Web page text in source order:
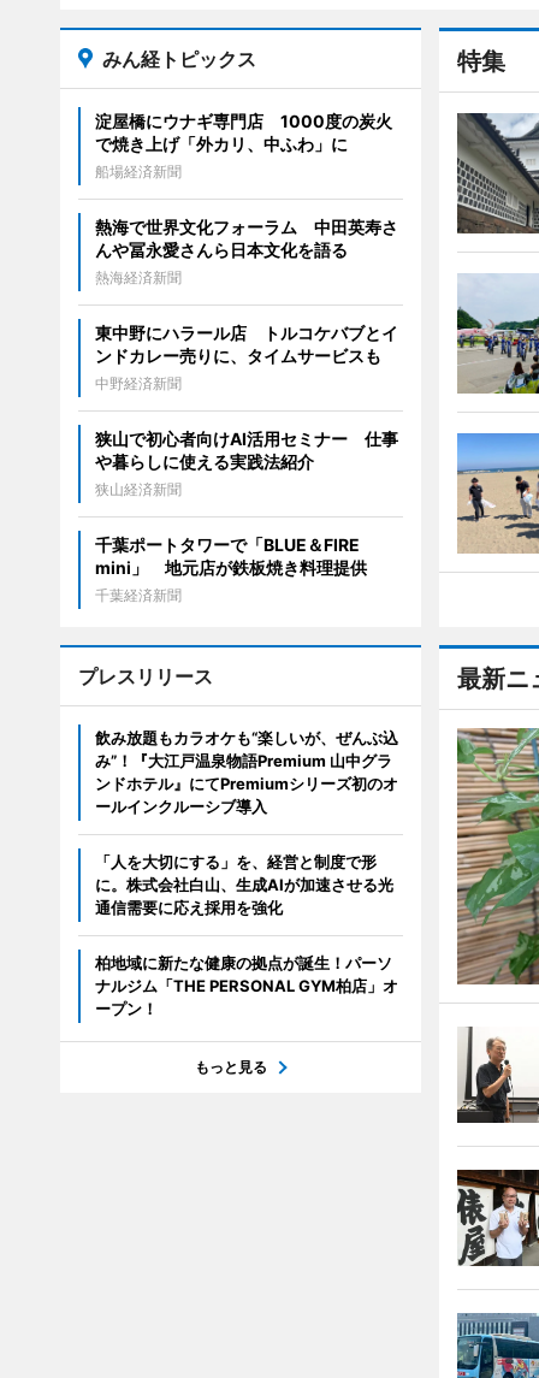
特集
最新ニ
みん経トピックス
淀屋橋にウナギ専門店 1000度の炭火
で焼き上げ「外カリ、中ふわ」に
船場経済新聞
熱海で世界文化フォーラム 中田英寿さ
んや冨永愛さんら日本文化を語る
熱海経済新聞
東中野にハラール店 トルコケバブとイ
ンドカレー売りに、タイムサービスも
中野経済新聞
狭山で初心者向けAI活用セミナー 仕事
や暮らしに使える実践法紹介
狭山経済新聞
千葉ポートタワーで「BLUE＆FIRE
mini」 地元店が鉄板焼き料理提供
千葉経済新聞
プレスリリース
飲み放題もカラオケも“楽しいが、ぜんぶ込
み”！『大江戸温泉物語Premium 山中グラ
ンドホテル』にてPremiumシリーズ初のオ
ールインクルーシブ導入
「人を大切にする」を、経営と制度で形
に。株式会社白山、生成AIが加速させる光
通信需要に応え採用を強化
柏地域に新たな健康の拠点が誕生！パーソ
ナルジム「THE PERSONAL GYM柏店」オ
ープン！
もっと見る